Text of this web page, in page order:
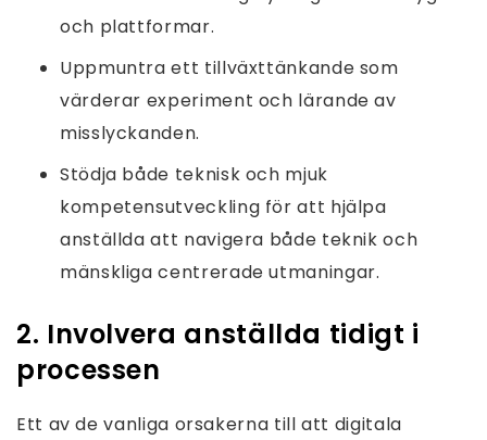
och plattformar.
Uppmuntra ett tillväxttänkande som
värderar experiment och lärande av
misslyckanden.
Stödja både teknisk och mjuk
kompetensutveckling för att hjälpa
anställda att navigera både teknik och
mänskliga centrerade utmaningar.
2. Involvera anställda tidigt i
processen
Ett av de vanliga orsakerna till att digitala